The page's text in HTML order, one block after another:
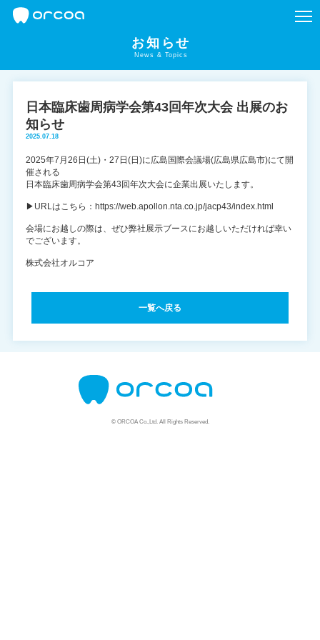
お知らせ
News & Topics
日本臨床歯周病学会第43回年次大会 出展のお
知らせ
2025.07.18
2025年7月26日(土)・27日(日)に広島国際会議場(広島県広島市)にて開
催される
日本臨床歯周病学会第43回年次大会に企業出展いたします。
▶URLはこちら：https://web.apollon.nta.co.jp/jacp43/index.html
会場にお越しの際は、ぜひ弊社展示ブースにお越しいただければ幸い
でございます。
株式会社オルコア
一覧へ戻る
© ORCOA Co.,Ltd. All Rights Reserved.